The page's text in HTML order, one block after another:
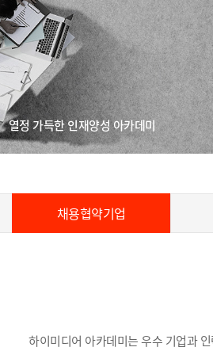
열정 가득한 인재양성 아카데미
채용협약기업
하이미디어 아카데미는 우수 기업과